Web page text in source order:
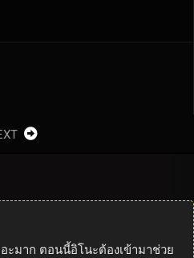
ะมาก ตอนนี้อิโนะต้องเข้ามาช่วย